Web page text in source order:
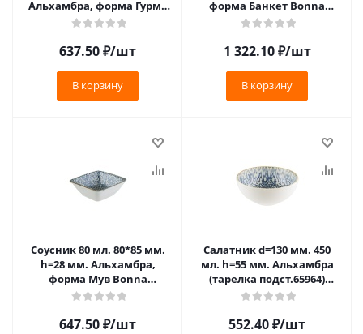
Альхамбра, форма Гурмэ
Bonna /1/12/900/
637.50₽/шт
В корзину
форма Банкет Bonna
/1/6/396/
1 322.10₽/шт
В корзину
Соусник 80 мл. 80*85 мм.
h=28 мм. Альхамбра,
форма Мув Bonna
/1/24/4608/
647.50₽/шт
Салатник d=130 мм. 450
мл. h=55 мм. Альхамбра
(тарелка подст.65964)
Bonna /1/12/732/
552.40₽/шт